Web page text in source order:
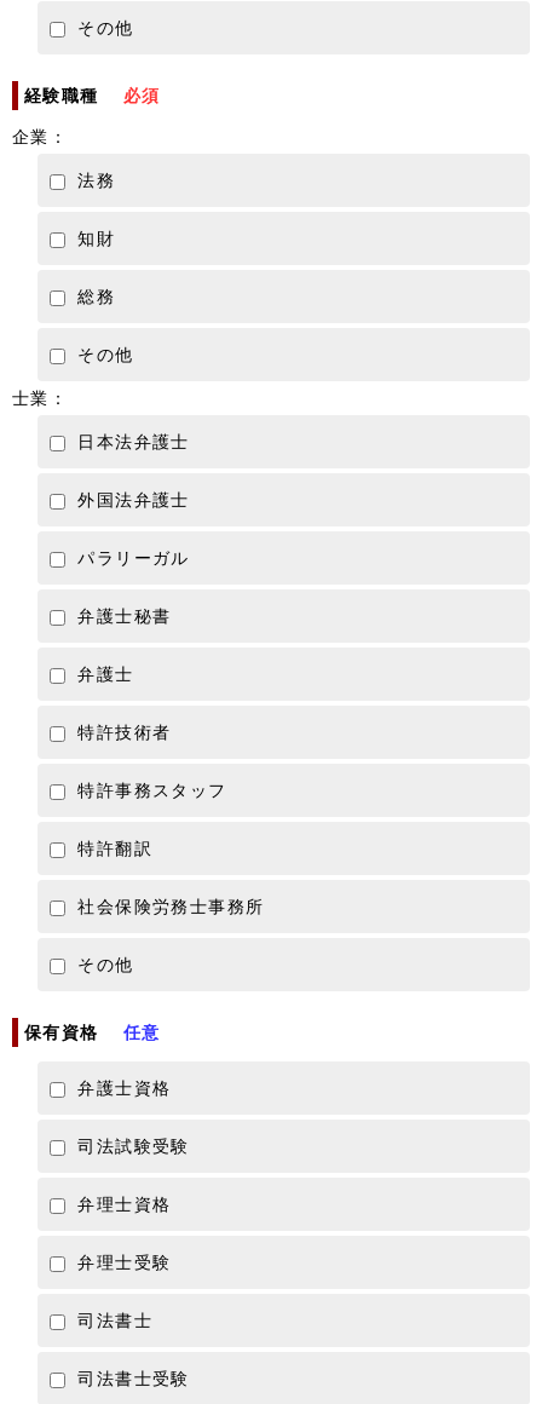
その他
経験職種
必須
企業：
法務
知財
総務
その他
士業：
日本法弁護士
外国法弁護士
パラリーガル
弁護士秘書
弁護士
特許技術者
特許事務スタッフ
特許翻訳
社会保険労務士事務所
その他
保有資格 任意
弁護士資格
司法試験受験
弁理士資格
弁理士受験
司法書士
司法書士受験